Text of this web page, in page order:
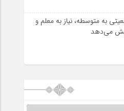
به متوسطه، نیاز به معلم و
می‌دهد